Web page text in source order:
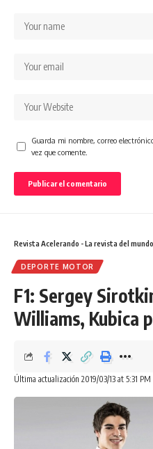
Guarda mi nombre, correo
vez que comente.
Revista Acelerando - La revista del
DEPORTE MOTOR
F1: Sergey
Williams, Kubica
Última actualización 2019/03/13 at 5:31 PM